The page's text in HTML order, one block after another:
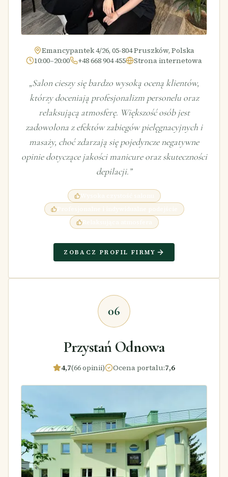
Emancypantek 4/26, 05-804 Pruszków, Polska
10:00–20:00
+48 668 904 455 Strona internetowa
„Salon cieszy się bardzo wysoką oceną klientów,
którzy doceniają profesjonalizm personelu oraz
relaksującą atmosferę. Większość osób jest
zadowolona z efektów zabiegów pielęgnacyjnych i
masaży, choć zdarzają się pojedyncze negatywne
opinie dotyczące jakości manicure oraz skuteczności
depilacji.”
Wysoka czystość salonu
Profesjonalne i indywidualne podejście
Relaksująca atmosfera
ZOBACZ PROFIL FIRMY
06
Przystań Odnowa
4,7(66 opinii) Ocena portalu:7,6